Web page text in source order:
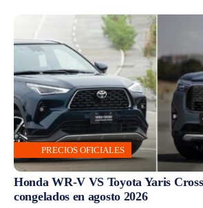
PRECIOS OFICIALES
Honda WR-V VS Toyota Yaris
congelados en agosto 2026